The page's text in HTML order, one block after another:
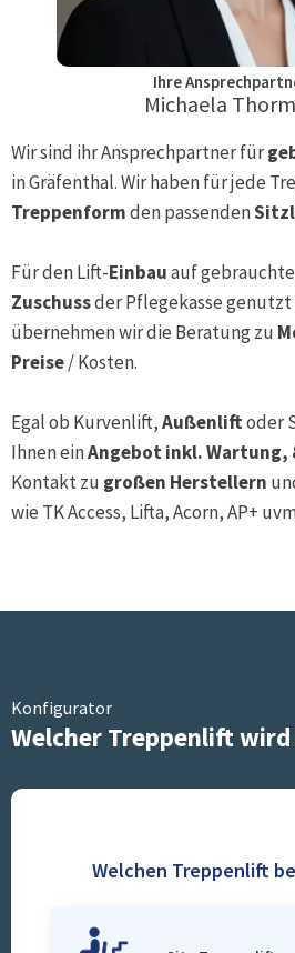
Ihre
Michaela
Wir sind ihr Ansprechpartner für
inGräfenthal. Wir haben für jede
Treppenformden passenden
Für den Lift-Einbauauf
Zuschussder Pflegekasse genutzt
übernehmen wir die Beratung zu
Preise/ Kosten.
Egal ob Kurvenlift,Außenliftoder
Ihnen einAngebot inkl. Wartung,
Kontakt zu großen Herstellern
wie TK Access, Lifta, Acorn, AP+
Konfigurator
Welcher Treppenlift
Welchen Treppenlift